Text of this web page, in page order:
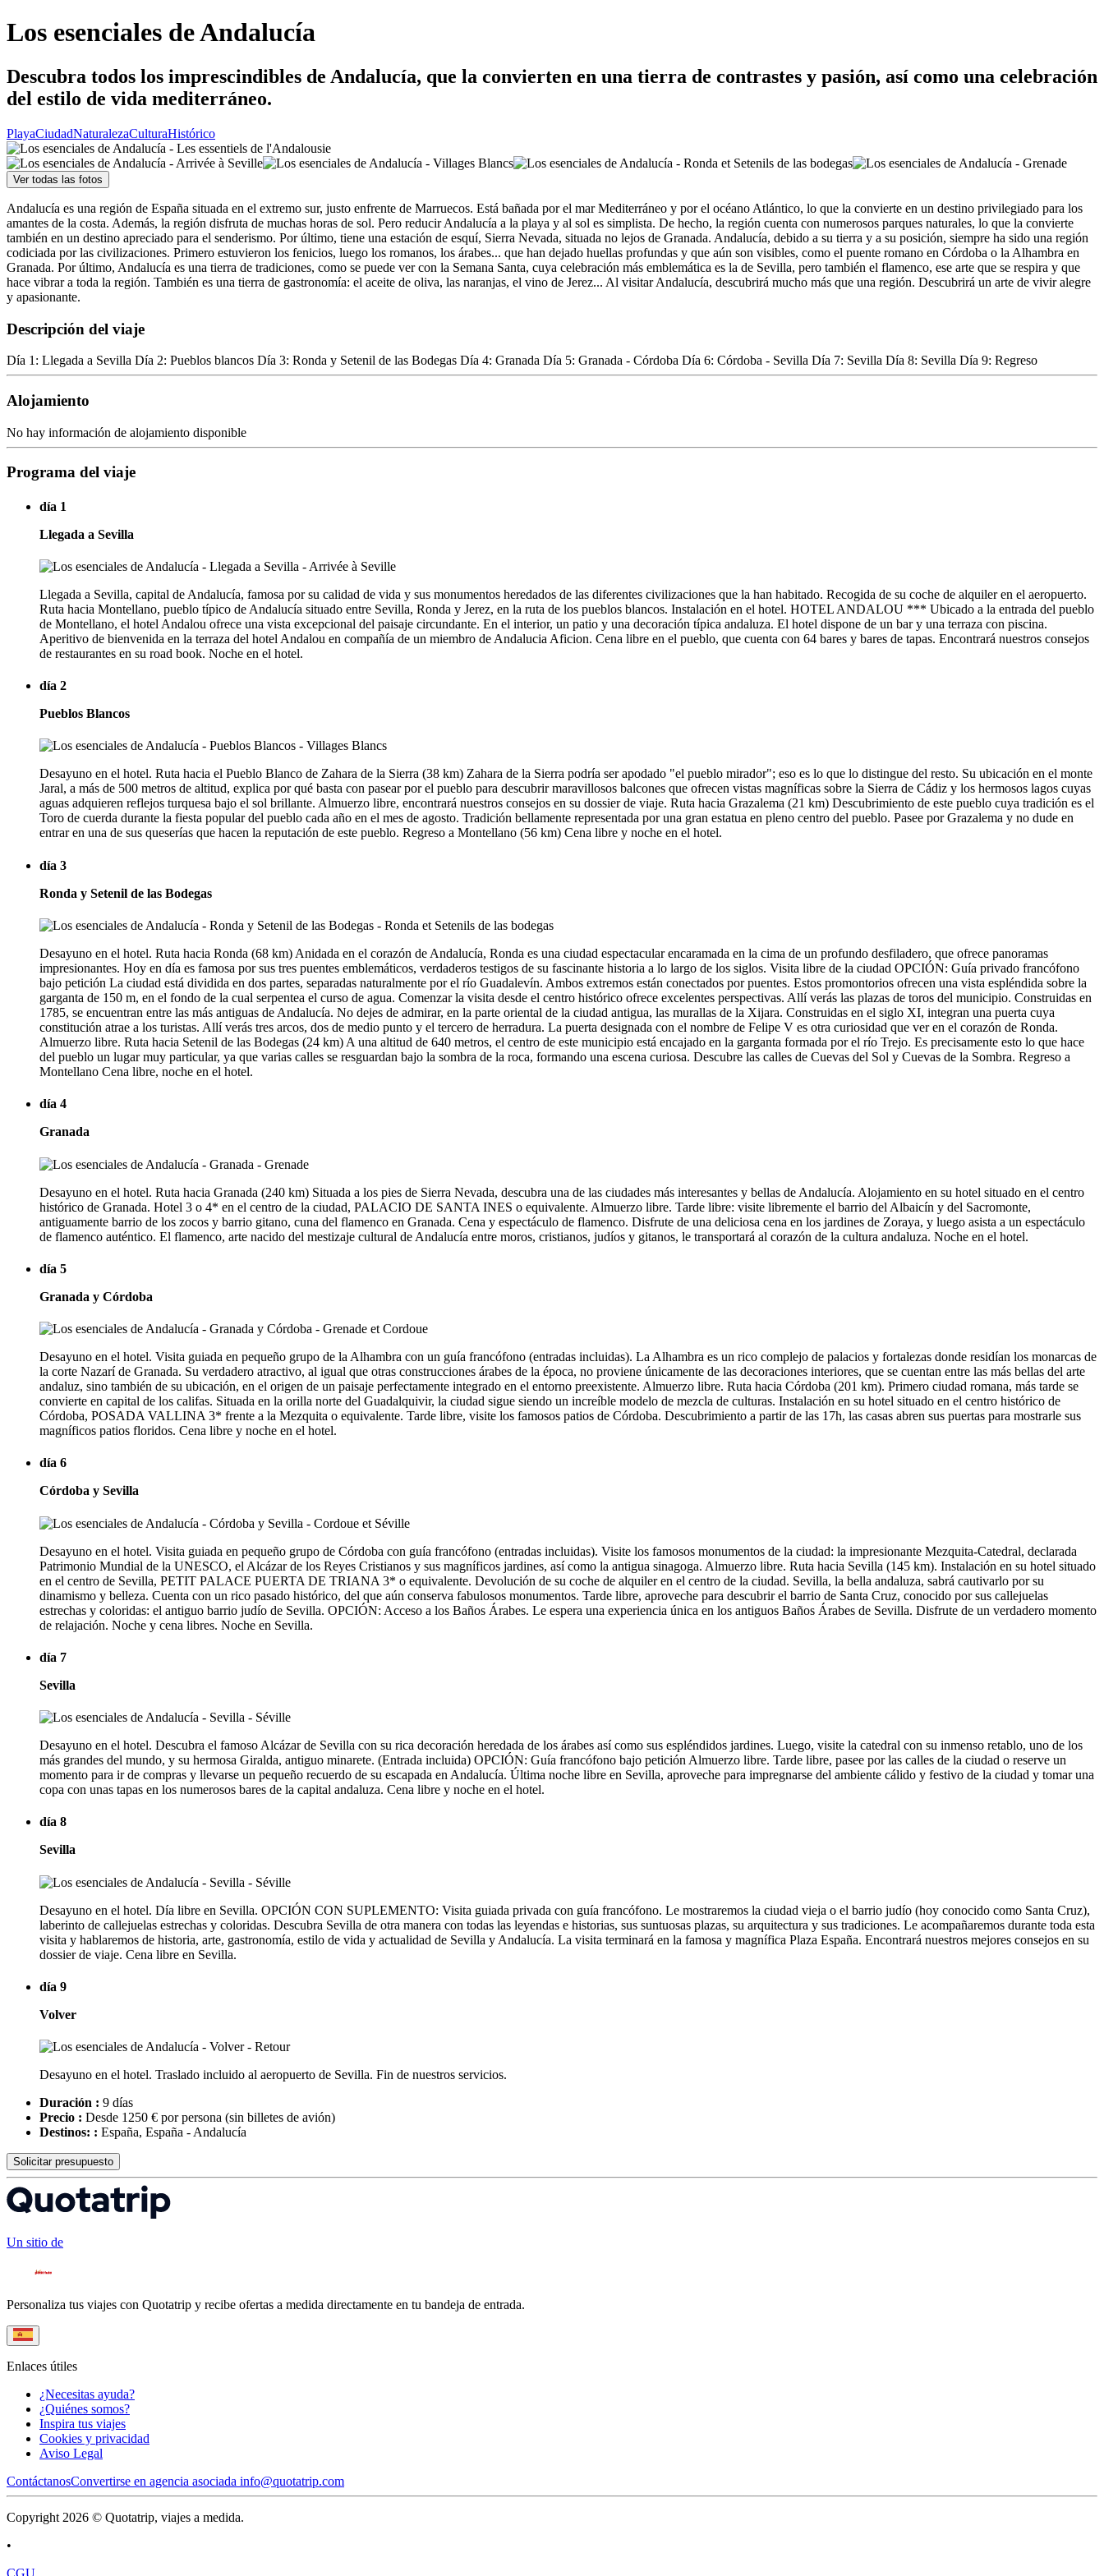
Los esenciales de Andalucía
Descubra todos los imprescindibles de Andalucía, que la convierten en una tierra de contrastes y pasión, así como una celebración
del estilo de vida mediterráneo.
PlayaCiudadNaturalezaCulturaHistórico
Ver todas las fotos
Andalucía es una región de España situada en el extremo sur, justo enfrente de Marruecos. Está bañada por el mar Mediterráneo y por el océano Atlántico, lo que la convierte en un destino privilegiado para los
amantes de la costa. Además, la región disfruta de muchas horas de sol. Pero reducir Andalucía a la playa y al sol es simplista. De hecho, la región cuenta con numerosos parques naturales, lo que la convierte
también en un destino apreciado para el senderismo. Por último, tiene una estación de esquí, Sierra Nevada, situada no lejos de Granada. Andalucía, debido a su tierra y a su posición, siempre ha sido una región
codiciada por las civilizaciones. Primero estuvieron los fenicios, luego los romanos, los árabes... que han dejado huellas profundas y que aún son visibles, como el puente romano en Córdoba o la Alhambra en
Granada. Por último, Andalucía es una tierra de tradiciones, como se puede ver con la Semana Santa, cuya celebración más emblemática es la de Sevilla, pero también el flamenco, ese arte que se respira y que
hace vibrar a toda la región. También es una tierra de gastronomía: el aceite de oliva, las naranjas, el vino de Jerez... Al visitar Andalucía, descubrirá mucho más que una región. Descubrirá un arte de vivir alegre
y apasionante.
Descripción del viaje
Día 1: Llegada a Sevilla Día 2: Pueblos blancos Día 3: Ronda y Setenil de las Bodegas Día 4: Granada Día 5: Granada - Córdoba Día 6: Córdoba - Sevilla Día 7: Sevilla Día 8: Sevilla Día 9: Regreso
Alojamiento
No hay información de alojamiento disponible
Programa del viaje
día 1
Llegada a Sevilla
Llegada a Sevilla, capital de Andalucía, famosa por su calidad de vida y sus monumentos heredados de las diferentes civilizaciones que la han habitado. Recogida de su coche de alquiler en el aeropuerto.
Ruta hacia Montellano, pueblo típico de Andalucía situado entre Sevilla, Ronda y Jerez, en la ruta de los pueblos blancos. Instalación en el hotel. HOTEL ANDALOU *** Ubicado a la entrada del pueblo
de Montellano, el hotel Andalou ofrece una vista excepcional del paisaje circundante. En el interior, un patio y una decoración típica andaluza. El hotel dispone de un bar y una terraza con piscina.
Aperitivo de bienvenida en la terraza del hotel Andalou en compañía de un miembro de Andalucia Aficion. Cena libre en el pueblo, que cuenta con 64 bares y bares de tapas. Encontrará nuestros consejos
de restaurantes en su road book. Noche en el hotel.
día 2
Pueblos Blancos
Desayuno en el hotel. Ruta hacia el Pueblo Blanco de Zahara de la Sierra (38 km) Zahara de la Sierra podría ser apodado "el pueblo mirador"; eso es lo que lo distingue del resto. Su ubicación en el monte
Jaral, a más de 500 metros de altitud, explica por qué basta con pasear por el pueblo para descubrir maravillosos balcones que ofrecen vistas magníficas sobre la Sierra de Cádiz y los hermosos lagos cuyas
aguas adquieren reflejos turquesa bajo el sol brillante. Almuerzo libre, encontrará nuestros consejos en su dossier de viaje. Ruta hacia Grazalema (21 km) Descubrimiento de este pueblo cuya tradición es el
Toro de cuerda durante la fiesta popular del pueblo cada año en el mes de agosto. Tradición bellamente representada por una gran estatua en pleno centro del pueblo. Pasee por Grazalema y no dude en
entrar en una de sus queserías que hacen la reputación de este pueblo. Regreso a Montellano (56 km) Cena libre y noche en el hotel.
día 3
Ronda y Setenil de las Bodegas
Desayuno en el hotel. Ruta hacia Ronda (68 km) Anidada en el corazón de Andalucía, Ronda es una ciudad espectacular encaramada en la cima de un profundo desfiladero, que ofrece panoramas
impresionantes. Hoy en día es famosa por sus tres puentes emblemáticos, verdaderos testigos de su fascinante historia a lo largo de los siglos. Visita libre de la ciudad OPCIÓN: Guía privado francófono
bajo petición La ciudad está dividida en dos partes, separadas naturalmente por el río Guadalevín. Ambos extremos están conectados por puentes. Estos promontorios ofrecen una vista espléndida sobre la
garganta de 150 m, en el fondo de la cual serpentea el curso de agua. Comenzar la visita desde el centro histórico ofrece excelentes perspectivas. Allí verás las plazas de toros del municipio. Construidas en
1785, se encuentran entre las más antiguas de Andalucía. No dejes de admirar, en la parte oriental de la ciudad antigua, las murallas de la Xijara. Construidas en el siglo XI, integran una puerta cuya
constitución atrae a los turistas. Allí verás tres arcos, dos de medio punto y el tercero de herradura. La puerta designada con el nombre de Felipe V es otra curiosidad que ver en el corazón de Ronda.
Almuerzo libre. Ruta hacia Setenil de las Bodegas (24 km) A una altitud de 640 metros, el centro de este municipio está encajado en la garganta formada por el río Trejo. Es precisamente esto lo que hace
del pueblo un lugar muy particular, ya que varias calles se resguardan bajo la sombra de la roca, formando una escena curiosa. Descubre las calles de Cuevas del Sol y Cuevas de la Sombra. Regreso a
Montellano Cena libre, noche en el hotel.
día 4
Granada
Desayuno en el hotel. Ruta hacia Granada (240 km) Situada a los pies de Sierra Nevada, descubra una de las ciudades más interesantes y bellas de Andalucía. Alojamiento en su hotel situado en el centro
histórico de Granada. Hotel 3 o 4* en el centro de la ciudad, PALACIO DE SANTA INES o equivalente. Almuerzo libre. Tarde libre: visite libremente el barrio del Albaicín y del Sacromonte,
antiguamente barrio de los zocos y barrio gitano, cuna del flamenco en Granada. Cena y espectáculo de flamenco. Disfrute de una deliciosa cena en los jardines de Zoraya, y luego asista a un espectáculo
de flamenco auténtico. El flamenco, arte nacido del mestizaje cultural de Andalucía entre moros, cristianos, judíos y gitanos, le transportará al corazón de la cultura andaluza. Noche en el hotel.
día 5
Granada y Córdoba
Desayuno en el hotel. Visita guiada en pequeño grupo de la Alhambra con un guía francófono (entradas incluidas). La Alhambra es un rico complejo de palacios y fortalezas donde residían los monarcas de
la corte Nazarí de Granada. Su verdadero atractivo, al igual que otras construcciones árabes de la época, no proviene únicamente de las decoraciones interiores, que se cuentan entre las más bellas del arte
andaluz, sino también de su ubicación, en el origen de un paisaje perfectamente integrado en el entorno preexistente. Almuerzo libre. Ruta hacia Córdoba (201 km). Primero ciudad romana, más tarde se
convierte en capital de los califas. Situada en la orilla norte del Guadalquivir, la ciudad sigue siendo un increíble modelo de mezcla de culturas. Instalación en su hotel situado en el centro histórico de
Córdoba, POSADA VALLINA 3* frente a la Mezquita o equivalente. Tarde libre, visite los famosos patios de Córdoba. Descubrimiento a partir de las 17h, las casas abren sus puertas para mostrarle sus
magníficos patios floridos. Cena libre y noche en el hotel.
día 6
Córdoba y Sevilla
Desayuno en el hotel. Visita guiada en pequeño grupo de Córdoba con guía francófono (entradas incluidas). Visite los famosos monumentos de la ciudad: la impresionante Mezquita-Catedral, declarada
Patrimonio Mundial de la UNESCO, el Alcázar de los Reyes Cristianos y sus magníficos jardines, así como la antigua sinagoga. Almuerzo libre. Ruta hacia Sevilla (145 km). Instalación en su hotel situado
en el centro de Sevilla, PETIT PALACE PUERTA DE TRIANA 3* o equivalente. Devolución de su coche de alquiler en el centro de la ciudad. Sevilla, la bella andaluza, sabrá cautivarlo por su
dinamismo y belleza. Cuenta con un rico pasado histórico, del que aún conserva fabulosos monumentos. Tarde libre, aproveche para descubrir el barrio de Santa Cruz, conocido por sus callejuelas
estrechas y coloridas: el antiguo barrio judío de Sevilla. OPCIÓN: Acceso a los Baños Árabes. Le espera una experiencia única en los antiguos Baños Árabes de Sevilla. Disfrute de un verdadero momento
de relajación. Noche y cena libres. Noche en Sevilla.
día 7
Sevilla
Desayuno en el hotel. Descubra el famoso Alcázar de Sevilla con su rica decoración heredada de los árabes así como sus espléndidos jardines. Luego, visite la catedral con su inmenso retablo, uno de los
más grandes del mundo, y su hermosa Giralda, antiguo minarete. (Entrada incluida) OPCIÓN: Guía francófono bajo petición Almuerzo libre. Tarde libre, pasee por las calles de la ciudad o reserve un
momento para ir de compras y llevarse un pequeño recuerdo de su escapada en Andalucía. Última noche libre en Sevilla, aproveche para impregnarse del ambiente cálido y festivo de la ciudad y tomar una
copa con unas tapas en los numerosos bares de la capital andaluza. Cena libre y noche en el hotel.
día 8
Sevilla
Desayuno en el hotel. Día libre en Sevilla. OPCIÓN CON SUPLEMENTO: Visita guiada privada con guía francófono. Le mostraremos la ciudad vieja o el barrio judío (hoy conocido como Santa Cruz),
laberinto de callejuelas estrechas y coloridas. Descubra Sevilla de otra manera con todas las leyendas e historias, sus suntuosas plazas, su arquitectura y sus tradiciones. Le acompañaremos durante toda esta
visita y hablaremos de historia, arte, gastronomía, estilo de vida y actualidad de Sevilla y Andalucía. La visita terminará en la famosa y magnífica Plaza España. Encontrará nuestros mejores consejos en su
dossier de viaje. Cena libre en Sevilla.
día 9
Volver
Desayuno en el hotel. Traslado incluido al aeropuerto de Sevilla. Fin de nuestros servicios.
Duración : 9 días
Precio : Desde 1250 € por persona (sin billetes de avión)
Destinos: : España, España - Andalucía
Solicitar presupuesto
Un sitio de
Personaliza tus viajes con Quotatrip y recibe ofertas a medida directamente en tu bandeja de entrada.
Enlaces útiles
¿Necesitas ayuda?
¿Quiénes somos?
Inspira tus viajes
Cookies y privacidad
Aviso Legal
ContáctanosConvertirse en agencia asociada info@quotatrip.com
Copyright 2026 © Quotatrip, viajes a medida.
•
CGU